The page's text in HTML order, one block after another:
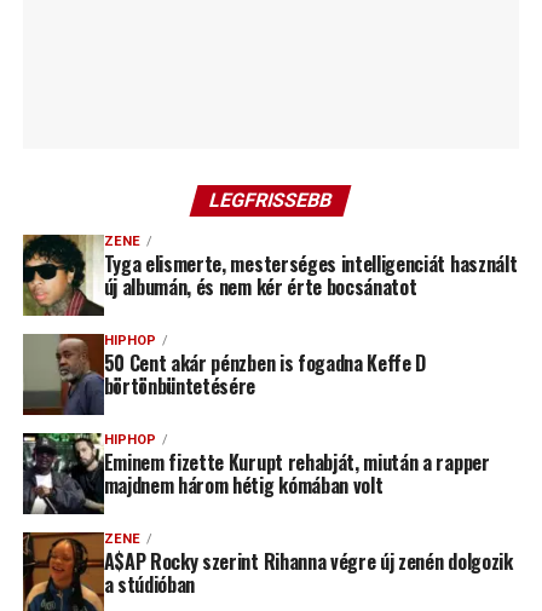
LEGFRISSEBB
ZENE
Tyga elismerte, mesterséges intelligenciát használt
új albumán, és nem kér érte bocsánatot
HIPHOP
50 Cent akár pénzben is fogadna Keffe D
börtönbüntetésére
HIPHOP
Eminem fizette Kurupt rehabját, miután a rapper
majdnem három hétig kómában volt
ZENE
A$AP Rocky szerint Rihanna végre új zenén dolgozik
a stúdióban